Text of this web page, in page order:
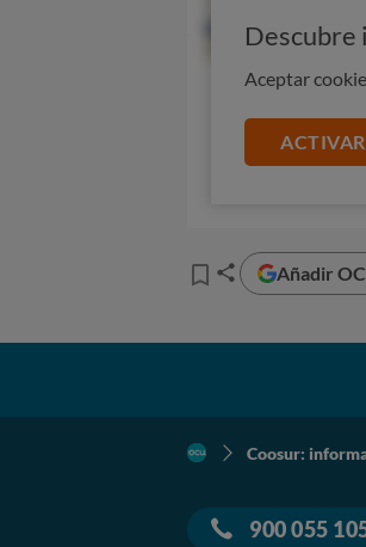
Descubre
Aceptar
Añadir
Coosur:
900 055